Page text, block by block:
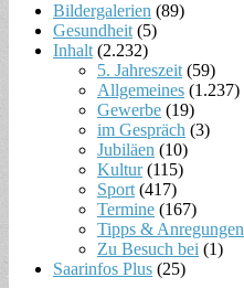
Bildergalerien (89)
Gesundheit (5)
Inhalt (2.232)
5. Jahreszeit (59)
Allgemeines (1.237)
Gewerbe (19)
im Gespräch (3)
Jubiläen (10)
Kultur(115)
Sport (417)
Termine (167)
Tipps & Anregungen
Zu Besuch bei (1)
Saarinfos Plus (25)